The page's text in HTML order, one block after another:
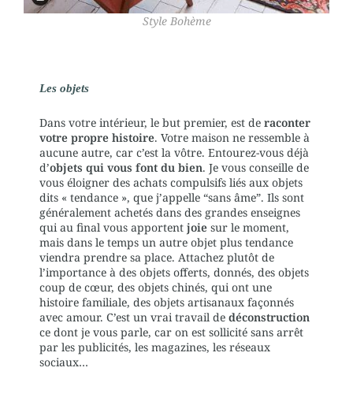
Style Bohème
Les objets
Dans votre intérieur, le but premier, est de raconter
votre propre histoire. Votre maison ne ressemble à
aucune autre, car c’est la vôtre. Entourez-vous déjà
d’objets qui vous font du bien. Je vous conseille de
vous éloigner des achats compulsifs liés aux objets
dits « tendance », que j’appelle “sans âme”. Ils sont
généralement achetés dans des grandes enseignes
qui au final vous apportent joie sur le moment,
mais dans le temps un autre objet plus tendance
viendra prendre sa place. Attachez plutôt de
l’importance à des objets offerts, donnés, des objets
coup de cœur, des objets chinés, qui ont une
histoire familiale, des objets artisanaux façonnés
avec amour. C’est un vrai travail de déconstruction
ce dont je vous parle, car on est sollicité sans arrêt
par les publicités, les magazines, les réseaux
sociaux…